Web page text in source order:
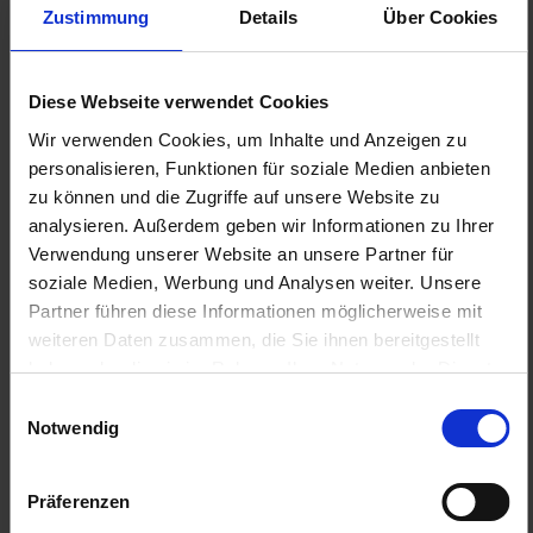
Zustimmung Details Über Cookies
Diese Webseite verwendet Cookies
Wir verwenden Cookies, um Inhalte und Anzeigen zu
personalisieren, Funktionen für soziale Medien anbieten
zu können und die Zugriffe auf unsere Website zu
analysieren. Außerdem geben wir Informationen zu Ihrer
Verwendung unserer Website an unsere Partner für
soziale Medien, Werbung und Analysen weiter. Unsere
Partner führen diese Informationen möglicherweise mit
weiteren Daten zusammen, die Sie ihnen bereitgestellt
haben oder die sie im Rahmen Ihrer Nutzung der Dienste
Cookies, wenn Sie unsere Webseite weiterhin nutzen.
Notwendig
Präferenzen
11. juin 2026
Calendrier usedSoft de la Coupe du
monde 2026 : téléchargement
Le 11 juin 2026 débutera la Coupe du monde de football
nations participantes, cette édition réunira plus